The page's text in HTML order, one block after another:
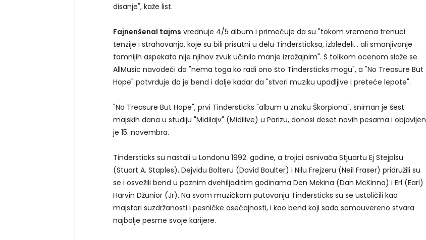
disanje", kaže list.
Fajnenšenal tajms vrednuje 4/5 album i primećuje da su "tokom vremena trenuci
tenzije i strahovanja, koje su bili prisutni u delu Tindersticksa, izbledeli... ali smanjivanje
tamnijih aspekata nije njihov zvuk učinilo manje izražajnim". S tolikom ocenom slaže se
AllMusic navodeći da "nema toga ko radi ono što Tindersticks mogu", a "No Treasure But
Hope" potvrđuje da je bend i dalje kadar da "stvori muziku upadljive i preteće lepote".
"No Treasure But Hope", prvi Tindersticks "album u znaku Škorpiona", sniman je šest
majskih dana u studiju "Midilajv" (Midilive) u Parizu, donosi deset novih pesama i objavljen
je 15. novembra.
Tindersticks su nastali u Londonu 1992. godine, a trojici osnivača Stjuartu Ej Stejplsu
(Stuart A. Staples), Dejvidu Bolteru (David Boulter) i Nilu Frejzeru (Neil Fraser) pridružili su
se i osvežili bend u poznim dvehiljaditim godinama Den Mekina (Dan McKinna) i Erl (Earl)
Harvin Džunior (Jr). Na svom muzičkom putovanju Tindersticks su se ustoličili kao
majstori suzdržanosti i pesničke osećajnosti, i kao bend koji sada samouvereno stvara
najbolje pesme svoje karijere.